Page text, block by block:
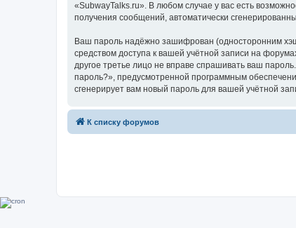
«SubwayTalks.ru». В любом случае у вас есть
получения сообщений, автоматически
Ваш пароль надёжно зашифрован (односторонним
средством доступа к вашей учётной записи на
другое третье лицо не вправе спрашивать ваш
пароль?», предусмотренной программным
сгенерирует вам новый пароль для вашей учётной
К списку форумов